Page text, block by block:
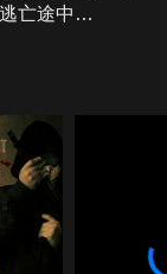
亡途中，